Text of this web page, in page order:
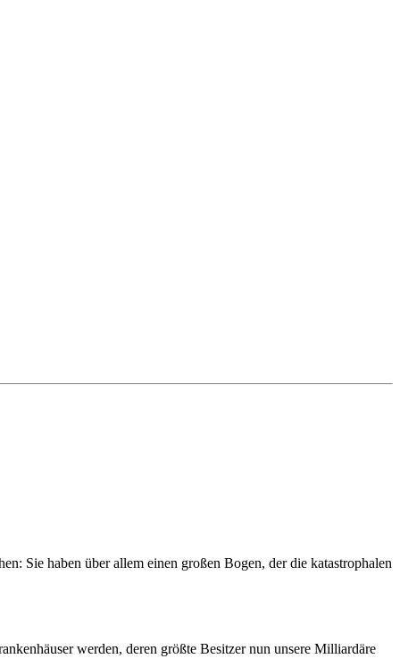
Sie haben über allem einen großen Bogen, der die katastrophalen
werden, deren größte Besitzer nun unsere Milliardäre